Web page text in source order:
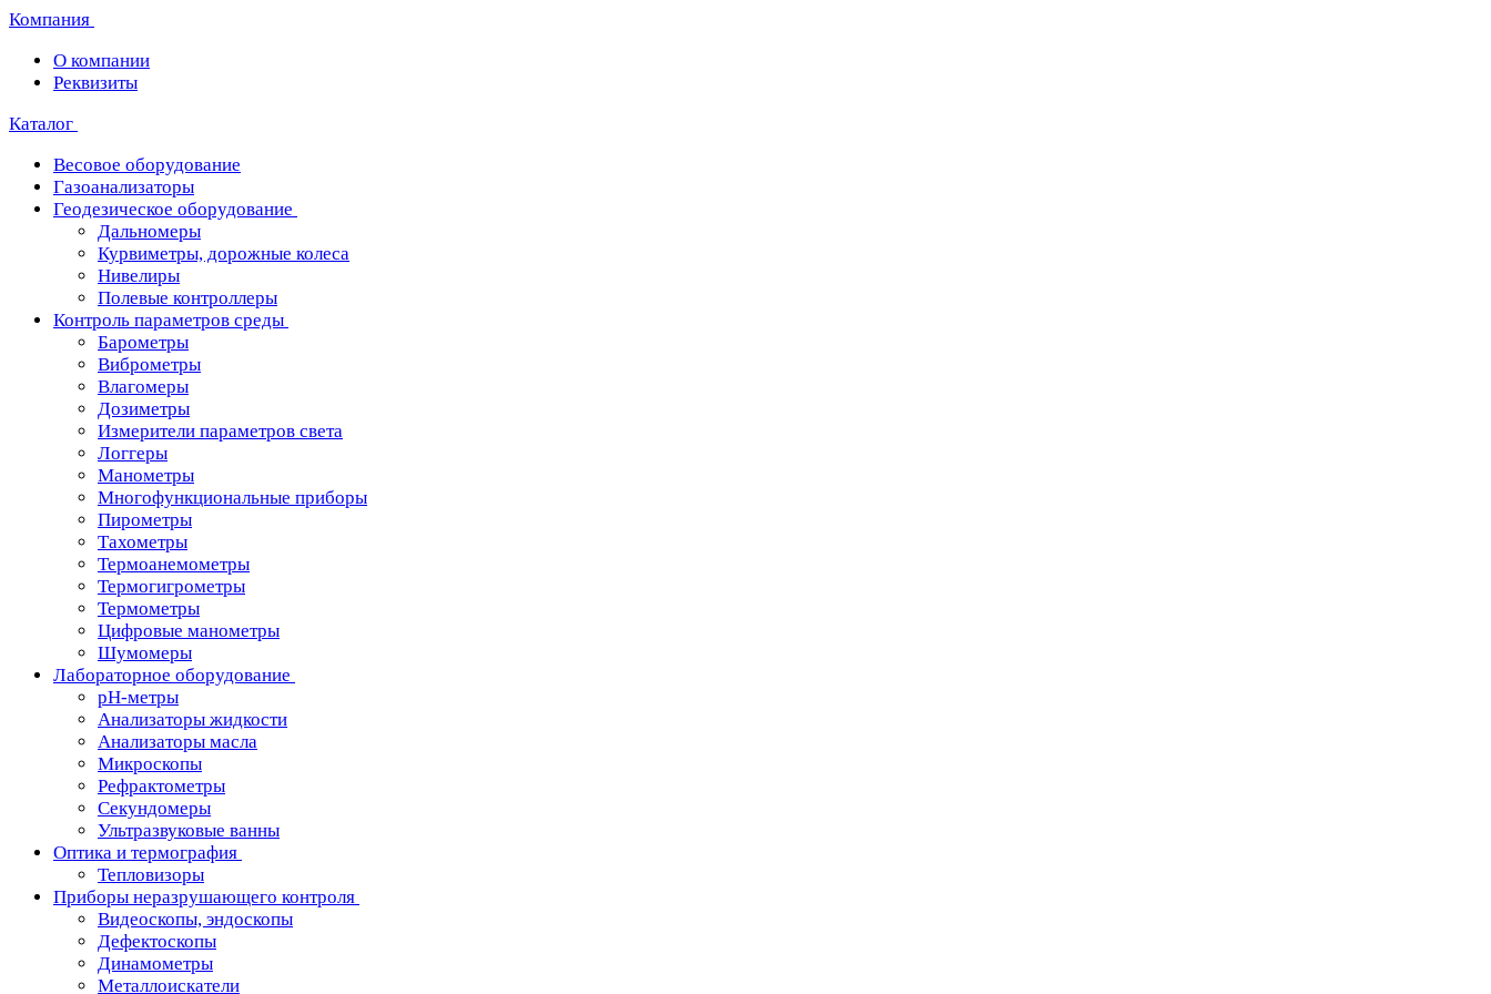
Компания
О компании
Реквизиты
Каталог
Весовое оборудование
Газоанализаторы
Геодезическое оборудование
Дальномеры
Курвиметры, дорожные колеса
Нивелиры
Полевые контроллеры
Контроль параметров среды
Барометры
Виброметры
Влагомеры
Дозиметры
Измерители параметров света
Логгеры
Манометры
Многофункциональные приборы
Пирометры
Тахометры
Термоанемометры
Термогигрометры
Термометры
Цифровые манометры
Шумомеры
Лабораторное оборудование
pH-метры
Анализаторы жидкости
Анализаторы масла
Микроскопы
Рефрактометры
Секундомеры
Ультразвуковые ванны
Оптика и термография
Тепловизоры
Приборы неразрушающего контроля
Видеоскопы, эндоскопы
Дефектоскопы
Динамометры
Металлоискатели